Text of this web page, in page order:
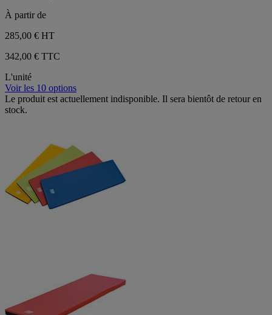
À partir de
285,00 € HT
342,00 € TTC
L'unité
Voir les 10 options
Le produit est actuellement indisponible. Il sera bientôt de retour en
stock.